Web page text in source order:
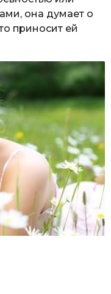
она думает о
приносит ей